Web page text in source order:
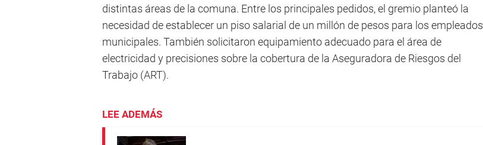
distintas áreas de la comuna. Entre los principales pedidos, el gremio planteó la
necesidad de establecer un piso salarial de un millón de pesos para los empleados
municipales. También solicitaron equipamiento adecuado para el área de
electricidad y precisiones sobre la cobertura de la Aseguradora de Riesgos del
Trabajo (ART).
LEE ADEMÁS